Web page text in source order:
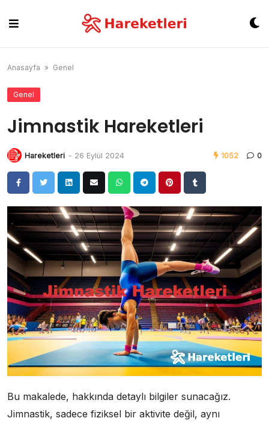
content
Anasayfa » Genel
Genel
Jimnastik Hareketleri
Hareketleri - 26 Eylül 2024 1052 0
Bu makalede, hakkında detaylı bilgiler sunacağız.
Jimnastik, sadece fiziksel bir aktivite değil, aynı